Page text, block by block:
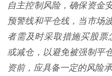
自主控制风险，确保资金
预警线和平仓线，当市场
者需及时采取措施买股
或减仓，以避免被强制平
资前，应具备一定的风险